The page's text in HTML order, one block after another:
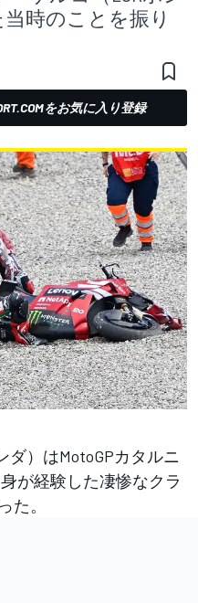
時のことを振り
をお気に入り登録
）はMotoGPカタルニ
が経験した凄惨なクラ
た。